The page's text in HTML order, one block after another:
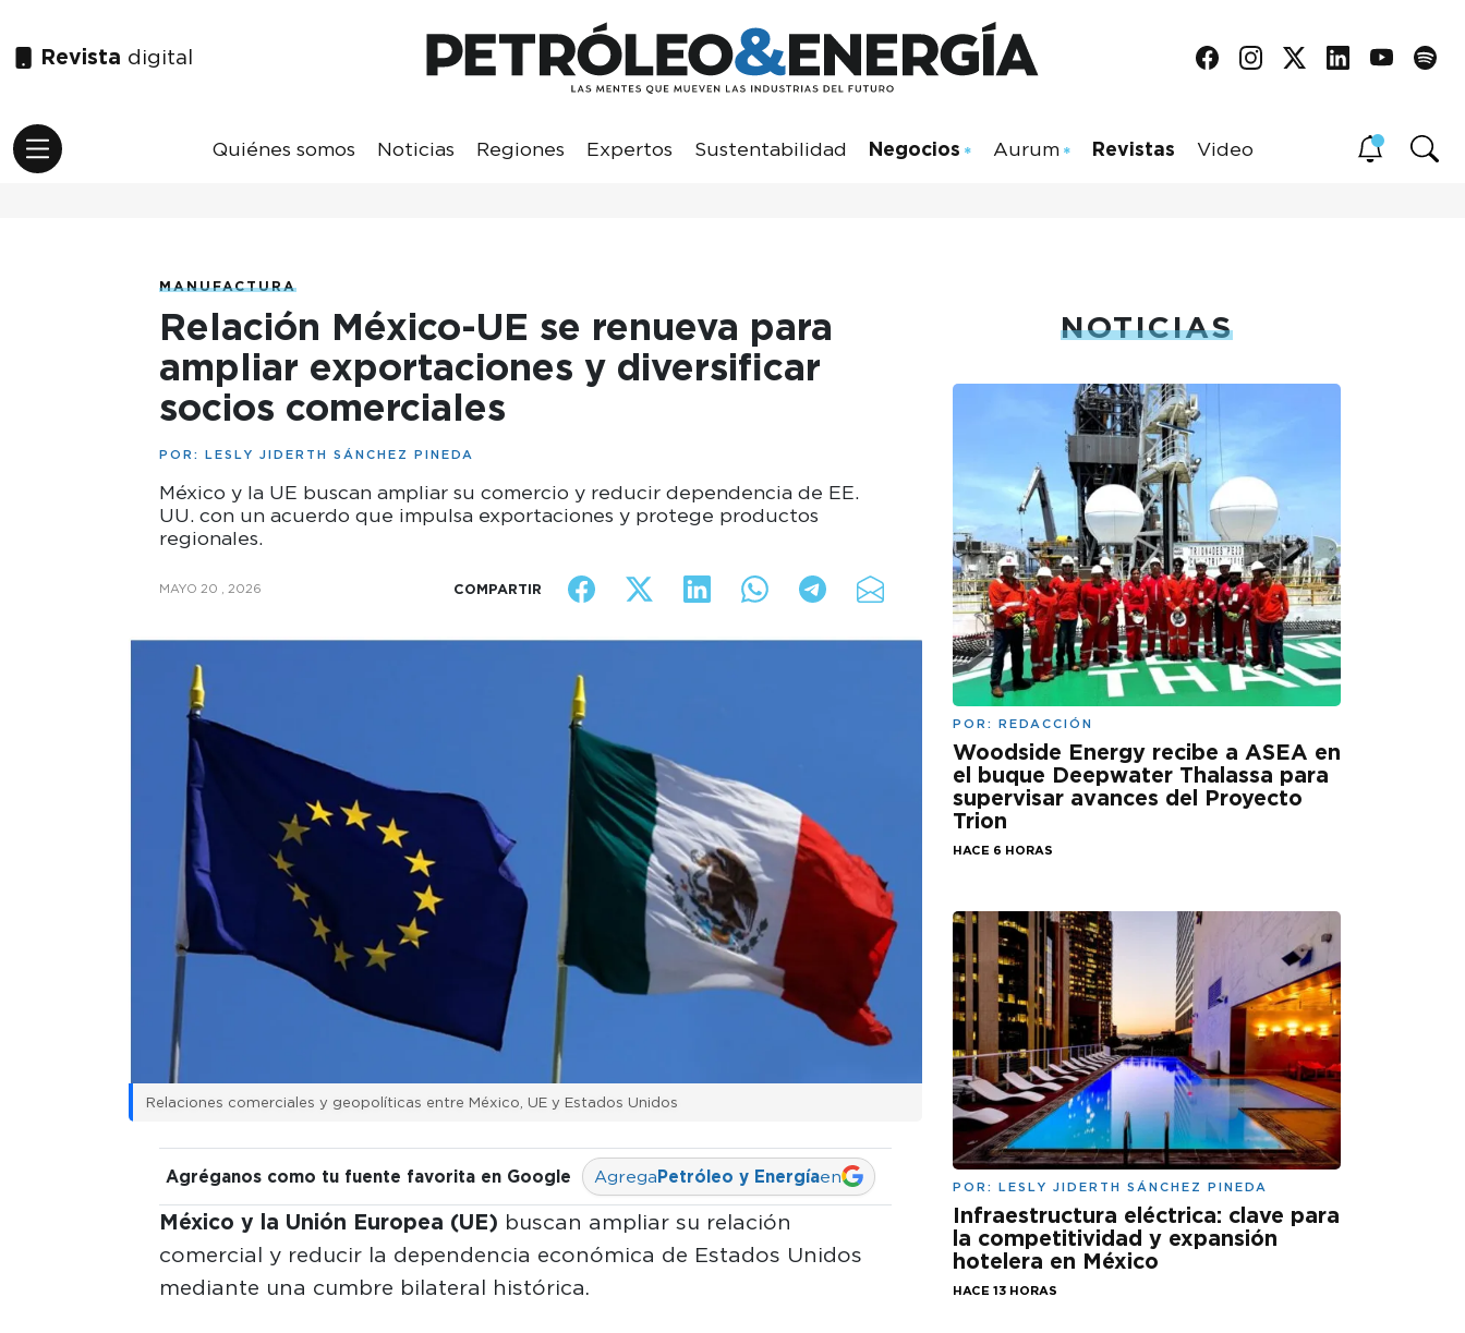
Revista digital
Quiénes somos Noticias Regiones Expertos Sustentabilidad Negocios Aurum Revistas Video
MANUFACTURA
Relación México-UE se renueva para
ampliar exportaciones y diversificar
socios comerciales
POR: LESLY JIDERTH SÁNCHEZ PINEDA
México y la UE buscan ampliar su comercio y reducir dependencia de EE.
UU. con un acuerdo que impulsa exportaciones y protege productos
regionales.
MAYO 20 , 2026 COMPARTIR
Relaciones comerciales y geopolíticas entre México, UE y Estados Unidos
Agréganos como tu fuente favorita en Google AgregaPetróleo y Energíaen
México y la Unión Europea (UE) buscan ampliar su relación
comercial y reducir la dependencia económica de Estados Unidos
mediante una cumbre bilateral histórica.
NOTICIAS
POR: REDACCIÓN
Woodside Energy recibe a ASEA en
el buque Deepwater Thalassa para
supervisar avances del Proyecto
Trion
HACE 6 HORAS
POR: LESLY JIDERTH SÁNCHEZ PINEDA
Infraestructura eléctrica: clave para
la competitividad y expansión
hotelera en México
HACE 13 HORAS